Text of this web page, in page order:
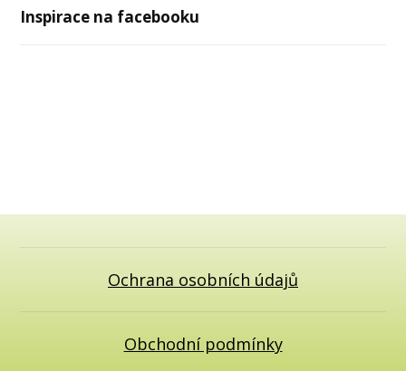
Inspirace na facebooku
Ochrana osobních údajů
Obchodní podmínky